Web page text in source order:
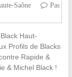
Saône
Pas
Haut-
Profils de Blacks
Rapide &
& Michel Black !